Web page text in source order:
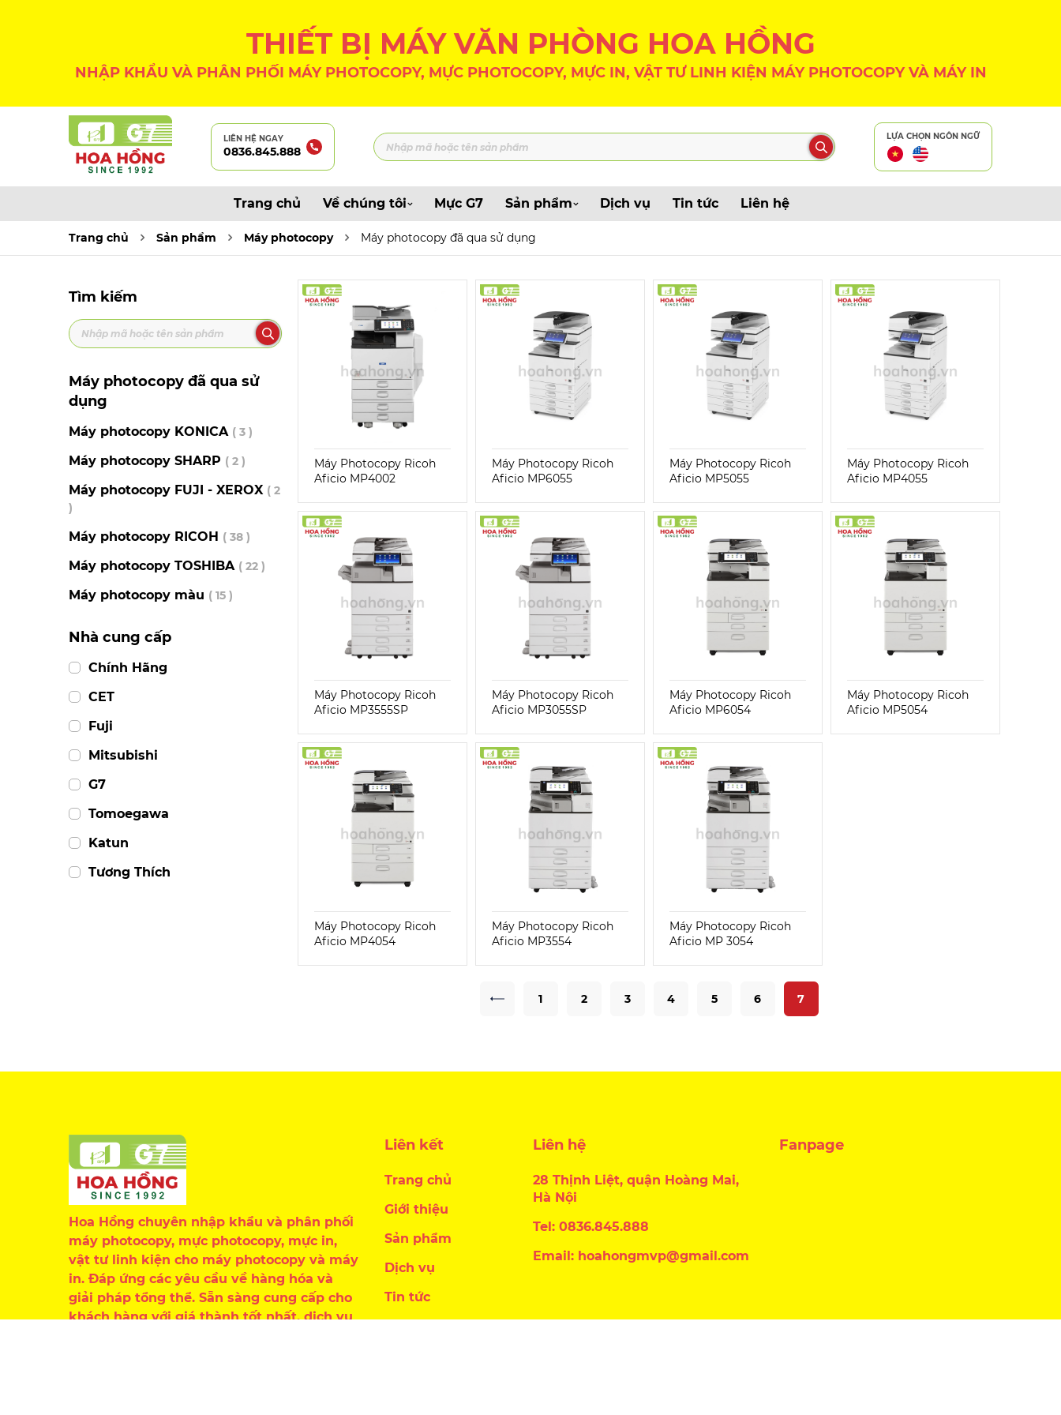
THIẾT BỊ MÁY VĂN PHÒNG HOA HỒNG
NHẬP KHẨU VÀ PHÂN PHỐI MÁY PHOTOCOPY, MỰC PHOTOCOPY, MỰC IN, VẬT TƯ LINH KIỆN MÁY PHOTOCOPY VÀ MÁY IN
LIÊN HỆ NGAY
0836.845.888
LỰA CHỌN NGÔN NGỮ
Trang chủ Về chúng tôi Mực G7 Sản phẩm Dịch vụ Tin tức Liên hệ
Trang chủ Sản phẩm Máy photocopy Máy photocopy đã qua sử dụng
Tìm kiếm
Máy photocopy đã qua sử
dụng
Máy photocopy KONICA ( 3 )
Máy photocopy SHARP ( 2 )
Máy photocopy FUJI - XEROX ( 2
)
Máy photocopy RICOH ( 38 )
Máy photocopy TOSHIBA ( 22 )
Máy photocopy màu ( 15 )
Nhà cung cấp
Chính Hãng
CET
Fuji
Mitsubishi
G7
Tomoegawa
Katun
Tương Thích
Máy Photocopy Ricoh
Aficio MP4002
Máy Photocopy Ricoh
Aficio MP6055
Máy Photocopy Ricoh
Aficio MP5055
Máy Photocopy Ricoh
Aficio MP4055
Máy Photocopy Ricoh
Aficio MP3555SP
Máy Photocopy Ricoh
Aficio MP3055SP
Máy Photocopy Ricoh
Aficio MP6054
Máy Photocopy Ricoh
Aficio MP5054
Máy Photocopy Ricoh
Aficio MP4054
Máy Photocopy Ricoh
Aficio MP3554
Máy Photocopy Ricoh
Aficio MP 3054
1 2 3 4 5 6 7
Hoa Hồng chuyên nhập khẩu và phân phối
máy photocopy, mực photocopy, mực in,
vật tư linh kiện cho máy photocopy và máy
in. Đáp ứng các yêu cầu về hàng hóa và
giải pháp tổng thể. Sẵn sàng cung cấp cho
khách hàng với giá thành tốt nhất, dịch vụ
Liên kết
Trang chủ
Giới thiệu
Sản phẩm
Dịch vụ
Tin tức
Liên hệ
28 Thịnh Liệt, quận Hoàng Mai,
Hà Nội
Tel: 0836.845.888
Email: hoahongmvp@gmail.com
Fanpage